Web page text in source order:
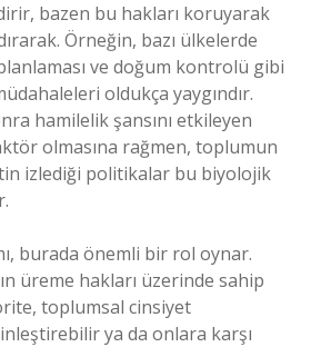
bazen bu hakları koruyarak
Örneğin, bazı ülkelerde
ve doğum kontrolü gibi
oldukça yaygındır.
hamilelik şansını etkileyen
olmasına rağmen, toplumun
izlediği politikalar bu biyolojik
burada önemli bir rol oynar.
üreme hakları üzerinde sahip
toplumsal cinsiyet
ya da onlara karşı